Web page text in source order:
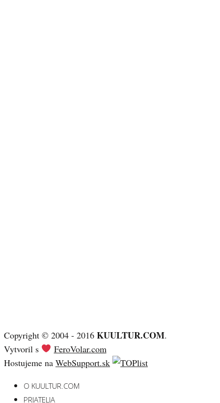
Copyright © 2004 - 2016 KUULTUR.COM.
Vytvoril s
FeroVolar.com
Hostujeme na WebSupport.sk
O KUULTUR.COM
PRIATELIA